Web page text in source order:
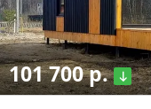
101 700 р.